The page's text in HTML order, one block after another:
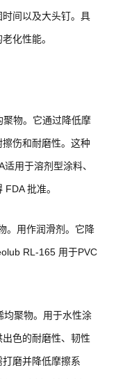
间以及大头钉。具
化性能。
物。它通过降低摩
伤和耐磨性。这种
用于溶剂型涂料、
批准。
。用作润滑剂。它降
RL-165 用于PVC
均聚物。用于水性涂
色的耐磨性、韧性
磨并降低摩擦系